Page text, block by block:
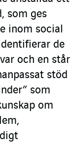
som ges
inom social
de
och en står
stöd
som
om